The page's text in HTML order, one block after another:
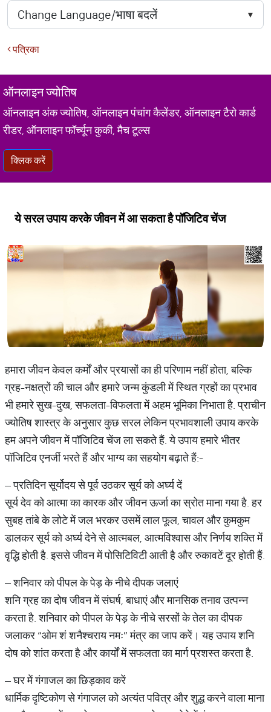
पत्रिका
ऑनलाइन ज्योतिष
ऑनलाइन अंक ज्योतिष, ऑनलाइन पंचांग कैलेंडर, ऑनलाइन टैरो कार्ड
रीडर, ऑनलाइन फॉर्च्यून कुकी, मैच टूल्स
क्लिक करें
ये सरल उपाय करके जीवन में आ सकता है पॉजिटिव चेंज
हमारा जीवन केवल कर्मों और प्रयासों का ही परिणाम नहीं होता, बल्कि
ग्रह-नक्षत्रों की चाल और हमारे जन्म कुंडली में स्थित ग्रहों का प्रभाव
भी हमारे सुख-दुख, सफलता-विफलता में अहम भूमिका निभाता है. प्राचीन
ज्योतिष शास्त्र के अनुसार कुछ सरल लेकिन प्रभावशाली उपाय करके
हम अपने जीवन में पॉजिटिव चेंज ला सकते हैं. ये उपाय हमारे भीतर
पॉजिटिव एनर्जी भरते हैं और भाग्य का सहयोग बढ़ाते हैं:-
– प्रतिदिन सूर्योदय से पूर्व उठकर सूर्य को अर्घ्य दें
सूर्य देव को आत्मा का कारक और जीवन ऊर्जा का स्रोत माना गया है. हर
सुबह तांबे के लोटे में जल भरकर उसमें लाल फूल, चावल और कुमकुम
डालकर सूर्य को अर्घ्य देने से आत्मबल, आत्मविश्वास और निर्णय शक्ति में
वृद्धि होती है. इससे जीवन में पोसिटिविटी आती है और रुकावटें दूर होती हैं.
– शनिवार को पीपल के पेड़ के नीचे दीपक जलाएं
शनि ग्रह का दोष जीवन में संघर्ष, बाधाएं और मानसिक तनाव उत्पन्न
करता है. शनिवार को पीपल के पेड़ के नीचे सरसों के तेल का दीपक
जलाकर “ओम शं शनैश्चराय नमः” मंत्र का जाप करें। यह उपाय शनि
दोष को शांत करता है और कार्यों में सफलता का मार्ग प्रशस्त करता है.
– घर में गंगाजल का छिड़काव करें
धार्मिक दृष्टिकोण से गंगाजल को अत्यंत पवित्र और शुद्ध करने वाला माना